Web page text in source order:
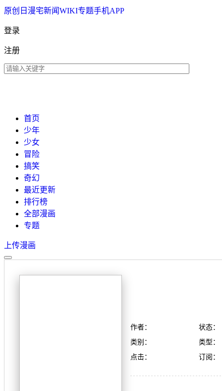
原创 日漫宅新闻WIKI专题手机APP
登录
注册
首页
少年
少女
冒险
搞笑
奇幻
最近更新
排行榜
全部漫画
专题
上传漫画
作者：
状态：
类别：
类型：
点击：
订阅：